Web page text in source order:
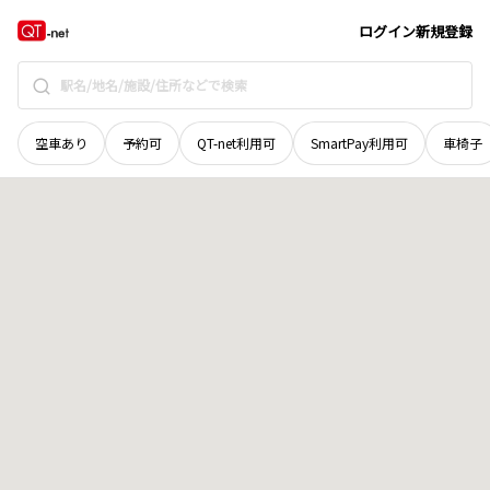
ログイン新規登録
空車あり 予約可 QT-net利用可 SmartPay利用可 車椅子
秋田県